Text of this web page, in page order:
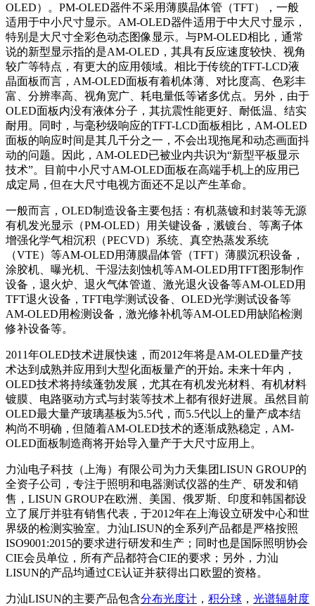
OLED）。PM-OLED器件不采用薄膜晶体管（TFT），一般
适用于中小尺寸显示。AM-OLED器件适用于中大尺寸显示，
特别是大尺寸全彩色动态图像显示。与PM-OLED相比，通常
说的新型显示指的是AM-OLED，其具有反应速度较快、视角
较广等特点，有更大的应用领域。相比于传统的TFT-LCD液
晶面板而言，AM-OLED面板有着机体薄、对比度高、色彩丰
富、分辨率高、视角宽广、耗电量低等诸多优点。另外，由于
OLED面板内没有液体分子，其抗震性能更好、耐低温、结实
耐用。同时，与毫秒级响应的TFT-LCD面板相比，AM-OLED
面板的响应时间是其几千分之一，不会出现拖尾和动态画面抖
动的问题。因此，AM-OLED已被业内共识为“新型平板显示
技术”。目前中小尺寸AM-OLED面板在高端手机上的应用已
成定局，但在大尺寸电视方面还不足以产生革命。
一般而言，OLED制造设备主要包括：有机蒸镀和封装等无源
有机发光显示（PM-OLED）用关键设备，溅镀台、等离子体
增强化学气相沉积（PECVD）系统、真空热蒸发系统
（VTE）等AM-OLED用薄膜晶体管（TFT）薄膜沉积设备，
涂胶机、曝光机、干湿法刻蚀机等AM-OLED用TFT图形制作
设备，退火炉、退火气体管道、激光退火设备等AM-OLED用
TFT退火设备，TFT电学测试设备、OLED光学测试设备等
AM-OLED用检测设备，激光修补机等AM-OLED用缺陷检测
修补设备等。
2011年OLED技术进展快速，而2012年将是AM-OLED量产技
术达到成熟并应用到大型化面板量产的开始｡ 未来十年内，
OLED技术将持续蓬勃发展，尤其在有机发光材料、有机材料
镀膜、电路驱动方式与封装等技术上都有很好进展。虽然目前
OLED最大量产玻璃基板为5.5代，而5.5代以上的量产成本结
构尚不明确，但随着AM-OLED技术的逐渐成熟稳定，AM-
OLED面板制造商将开始导入量产于大尺寸应用上。
力汕电子科技（上海）有限公司为力天集团LISUN GROUP的
全资子公司，专注于照明和电器测试仪器的生产、研发和销
售，LISUN GROUP在欧洲、美国、俄罗斯、印度和韩国都设
立了展厅并驻有销售代表，于2012年在上海设立研发中心和世
界级的检测实验室。力汕LISUN的全系列产品都是严格按照
ISO9001:2015的要求进行研发和生产；同时也是国际照明协会
CIE会员单位，所有产品都符合CIE的要求；另外，力汕
LISUN的产品均通过CE认证并获得出口欧盟的资格。
力汕LISUN的主要产品包含分布光度计 ， 积分球 ， 光谱辐射度